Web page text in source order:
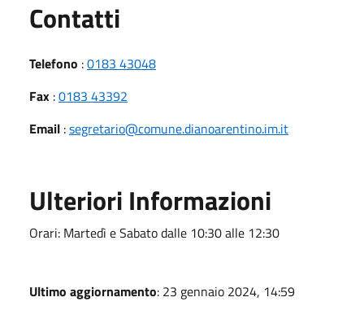
Contatti
Telefono :0183 43048
Fax :0183 43392
Email :segretario@comune.dianoarentino.im.it
Ulteriori Informazioni
Orari: Martedì e Sabato dalle 10:30 alle 12:30
Ultimo aggiornamento: 23 gennaio 2024, 14:59